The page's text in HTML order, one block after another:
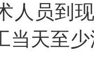
人员到
当天至